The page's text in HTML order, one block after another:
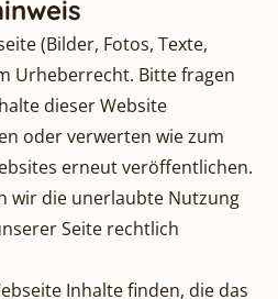
(Bilder, Fotos, Texte,
Urheberrecht. Bitte fragen
dieser Website
oder verwerten wie zum
erneut veröffentlichen.
wir die unerlaubte Nutzung
Seite rechtlich
Inhalte finden, die das